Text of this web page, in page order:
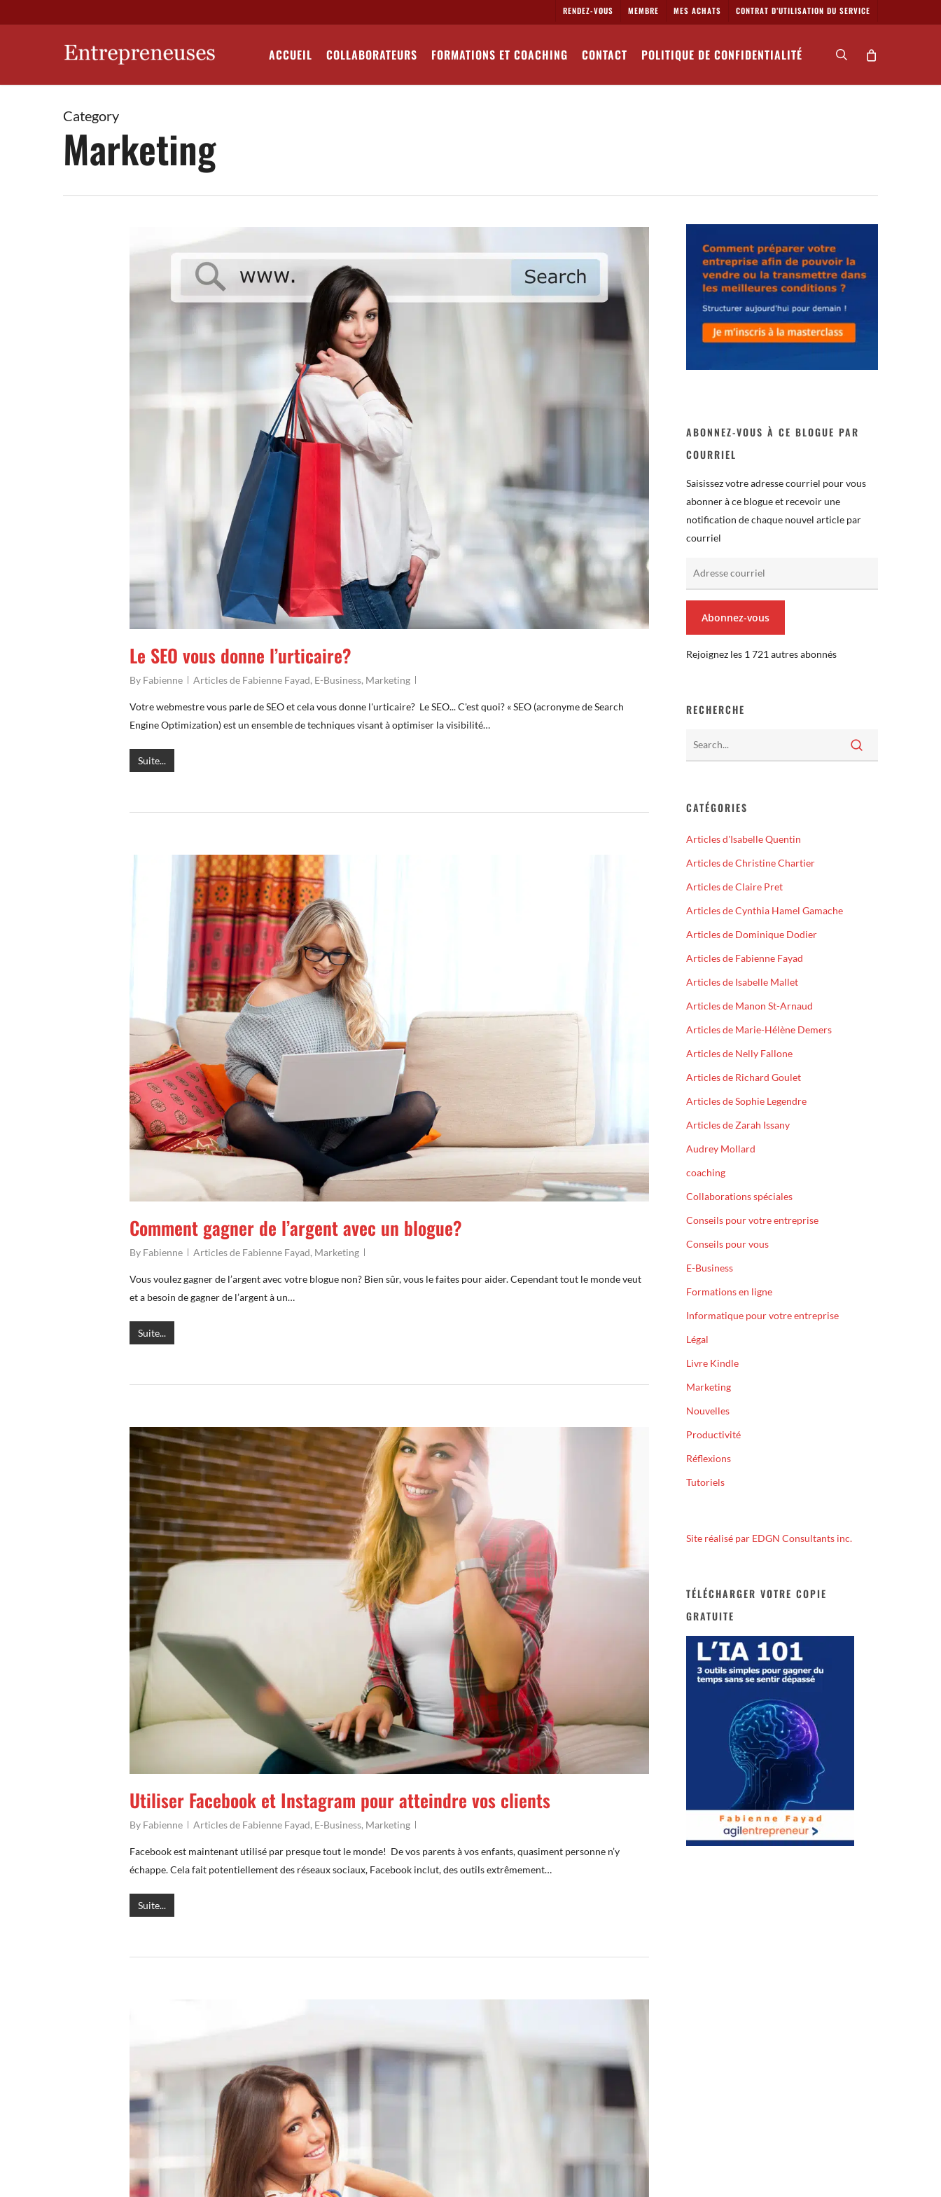
to
RENDEZ-VOUS MEMBRE MES ACHATS CONTRAT D’UTILISATION DU SERVICE
ACCUEIL COLLABORATEURS FORMATIONS ET COACHING CONTACT POLITIQUE DE CONFIDENTIALITÉ search
Category
Marketing
Le SEO vous donne l’urticaire?
By Fabienne Articles de Fabienne Fayad, E-Business, Marketing
Votre webmestre vous parle de SEO et cela vous donne l'urticaire? Le SEO... C'est quoi? « SEO (acronyme de Search
Engine Optimization) est un ensemble de techniques visant à optimiser la visibilité…
Suite...
Comment gagner de l’argent avec un blogue?
By Fabienne Articles de Fabienne Fayad, Marketing
Vous voulez gagner de l’argent avec votre blogue non? Bien sûr, vous le faites pour aider. Cependant tout le monde veut
et a besoin de gagner de l’argent à un…
Suite...
Utiliser Facebook et Instagram pour atteindre vos clients
By Fabienne Articles de Fabienne Fayad, E-Business, Marketing
Facebook est maintenant utilisé par presque tout le monde! De vos parents à vos enfants, quasiment personne n’y
échappe. Cela fait potentiellement des réseaux sociaux, Facebook inclut, des outils extrêmement…
Suite...
ABONNEZ-VOUS À CE BLOGUE PAR
COURRIEL
Saisissez votre adresse courriel pour vous
abonner à ce blogue et recevoir une
notification de chaque nouvel article par
courriel
Abonnez-vous
Rejoignez les 1 721 autres abonnés
RECHERCHE
CATÉGORIES
Articles d'Isabelle Quentin
Articles de Christine Chartier
Articles de Claire Pret
Articles de Cynthia Hamel Gamache
Articles de Dominique Dodier
Articles de Fabienne Fayad
Articles de Isabelle Mallet
Articles de Manon St-Arnaud
Articles de Marie-Hélène Demers
Articles de Nelly Fallone
Articles de Richard Goulet
Articles de Sophie Legendre
Articles de Zarah Issany
Audrey Mollard
coaching
Collaborations spéciales
Conseils pour votre entreprise
Conseils pour vous
E-Business
Formations en ligne
Informatique pour votre entreprise
Légal
Livre Kindle
Marketing
Nouvelles
Productivité
Réflexions
Tutoriels
Site réalisé par EDGN Consultants inc.
TÉLÉCHARGER VOTRE COPIE
GRATUITE